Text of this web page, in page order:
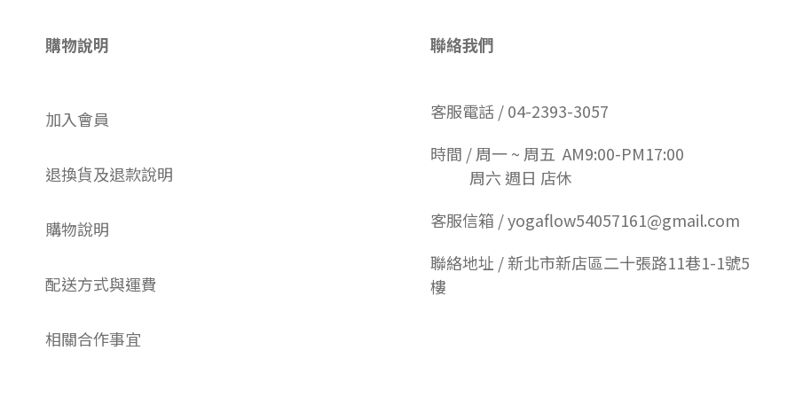
購物說明
加入會員
退換貨及退款說明
購物說明
配送方式與運費
相關合作事宜
聯絡我們
客服電話 / 04-2393-3057
時間 / 周一 ~ 周五 AM9:00-PM17:00
周六 週日 店休
客服信箱 / yogaflow54057161@gmail.com
聯絡地址 / 新北市新店區二十張路11巷1-1號5
樓